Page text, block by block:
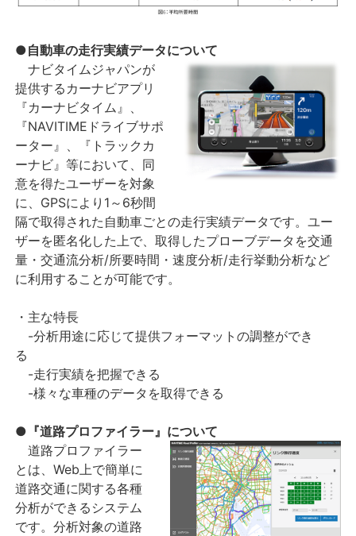
●自動車の走行実績データについて
ナビタイムジャパンが
提供するカーナビアプリ
『カーナビタイム』、
『NAVITIMEドライブサポ
ーター』、『トラックカ
ーナビ』等において、同
意を得たユーザーを対象
に、GPSにより1～6秒間
隔で取得された自動車ごとの走行実績データです。ユー
ザーを匿名化した上で、取得したプローブデータを交通
量・交通流分析/所要時間・速度分析/走行挙動分析など
に利用することが可能です。
・主な特長
-分析用途に応じて提供フォーマットの調整ができ
る
-走行実績を把握できる
-様々な車種のデータを取得できる
●『道路プロファイラー』について
道路プロファイラー
とは、Web上で簡単に
道路交通に関する各種
分析ができるシステム
です。分析対象の道路